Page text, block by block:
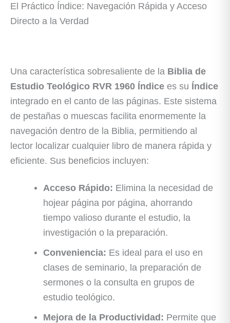
El Práctico Índice: Navegación Rápida y Acceso
Directo a la Verdad
Una característica sobresaliente de la Biblia de
Estudio Teológico RVR 1960 Índice es su Índice
integrado en el canto de las páginas. Este sistema
de pestañas o muescas facilita enormemente la
navegación dentro de la Biblia, permitiendo al
lector localizar cualquier libro de manera rápida y
eficiente. Sus beneficios incluyen:
Acceso Rápido: Elimina la necesidad de
hojear página por página, ahorrando
tiempo valioso durante el estudio, la
investigación o la preparación.
Conveniencia: Es ideal para el uso en
clases de seminario, la preparación de
sermones o la consulta en grupos de
estudio teológico.
Mejora de la Productividad: Permite que